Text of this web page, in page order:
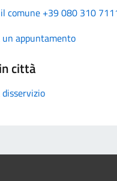
comune +39 080 310
un appuntamento
città